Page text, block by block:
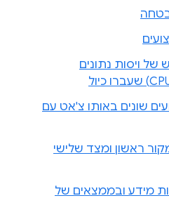
ויסות נתונים
שונים באותו צ'אט עם
ראשון ומצד שלישי
מידע ובממצאים של